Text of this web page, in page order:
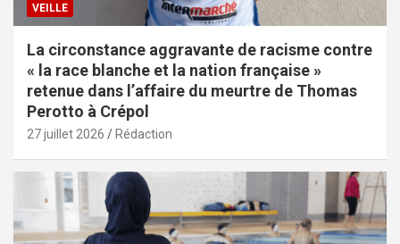
VEILLE
La circonstance aggravante de racisme contre
« la race blanche et la nation française »
retenue dans l’affaire du meurtre de Thomas
Perotto à Crépol
27 juillet 2026 Rédaction